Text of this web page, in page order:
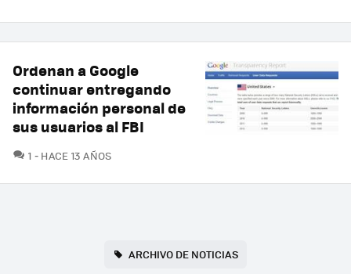
Ordenan a Google
continuar entregando
información personal de
sus usuarios al FBI
1 COMENTARIOS
HACE 13 AÑOS
ARCHIVO DE NOTICIAS